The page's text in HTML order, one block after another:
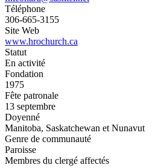
Téléphone
306-665-3155
Site Web
www.hrochurch.ca
Statut
En activité
Fondation
1975
Fête patronale
13 septembre
Doyenné
Manitoba, Saskatchewan et Nunavut
Genre de communauté
Paroisse
Membres du clergé affectés